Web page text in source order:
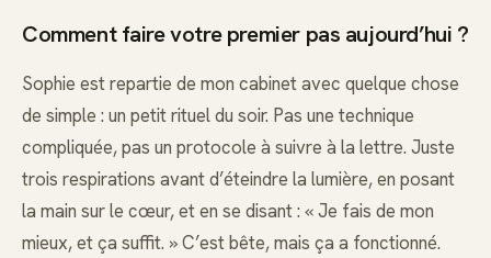
Comment faire votre premier pas aujourd’hui ?
Sophie est repartie de mon cabinet avec quelque chose
de simple : un petit rituel du soir. Pas une technique
compliquée, pas un protocole à suivre à la lettre. Juste
trois respirations avant d’éteindre la lumière, en posant
la main sur le cœur, et en se disant : « Je fais de mon
mieux, et ça suffit. » C’est bête, mais ça a fonctionné.